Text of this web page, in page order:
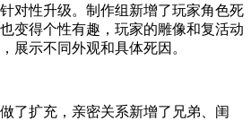
对性升级。制作组新增了玩家角色死
变得个性有趣，玩家的雕像和复活动
展示不同外观和具体死因。
了扩充，亲密关系新增了兄弟、闺